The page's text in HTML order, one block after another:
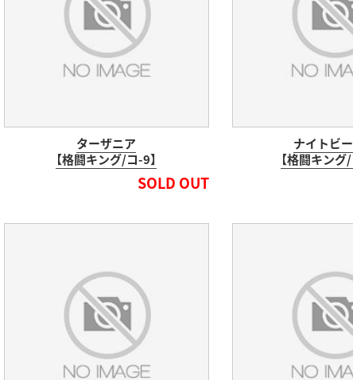
ターザニア
【格闘キング/コ-9】
SOLD OUT
ナイトビ
【格闘キング